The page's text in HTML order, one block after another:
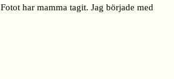
har mamma tagit. Jag började med